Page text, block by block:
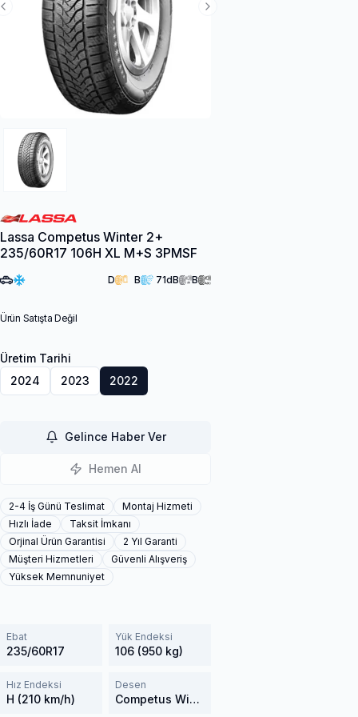
Next Slide
Previous Slide
Lassa Competus Winter 2+
235/60R17 106H XL M+S 3PMSF
D B 71dB B
Ürün Satışta Değil
Üretim Tarihi
2024
2023 2022
Gelince Haber Ver
Hemen Al
2-4 İş Günü Teslimat
Montaj Hizmeti
Hızlı İade
Taksit İmkanı
Orjinal Ürün Garantisi
2 Yıl Garanti
Müşteri Hizmetleri
Güvenli Alışveriş
Yüksek Memnuniyet
Ebat
235/60R17
Yük Endeksi
106 (950 kg)
Hız Endeksi
H (210 km/h)
Desen
Competus Winter 2+